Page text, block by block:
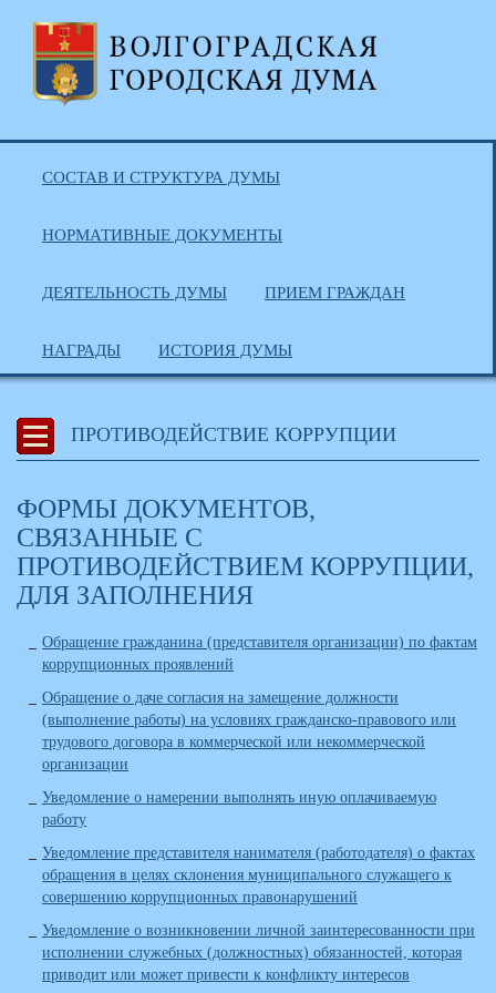
СОСТАВ И СТРУКТУРА ДУМЫ
НОРМАТИВНЫЕ ДОКУМЕНТЫ
ДЕЯТЕЛЬНОСТЬ ДУМЫ ПРИЕМ ГРАЖДАН
НАГРАДЫ ИСТОРИЯ ДУМЫ
ПРОТИВОДЕЙСТВИЕ КОРРУПЦИИ
ФОРМЫ ДОКУМЕНТОВ,
СВЯЗАННЫЕ С
ПРОТИВОДЕЙСТВИЕМ КОРРУПЦИИ,
ДЛЯ ЗАПОЛНЕНИЯ
Обращение гражданина (представителя организации) по фактам
коррупционных проявлений
Обращение о даче согласия на замещение должности
(выполнение работы) на условиях гражданско-правового или
трудового договора в коммерческой или некоммерческой
организации
Уведомление о намерении выполнять иную оплачиваемую
работу
Уведомление представителя нанимателя (работодателя) о фактах
обращения в целях склонения муниципального служащего к
совершению коррупционных правонарушений
Уведомление о возникновении личной заинтересованности при
исполнении служебных (должностных) обязанностей, которая
приводит или может привести к конфликту интересов